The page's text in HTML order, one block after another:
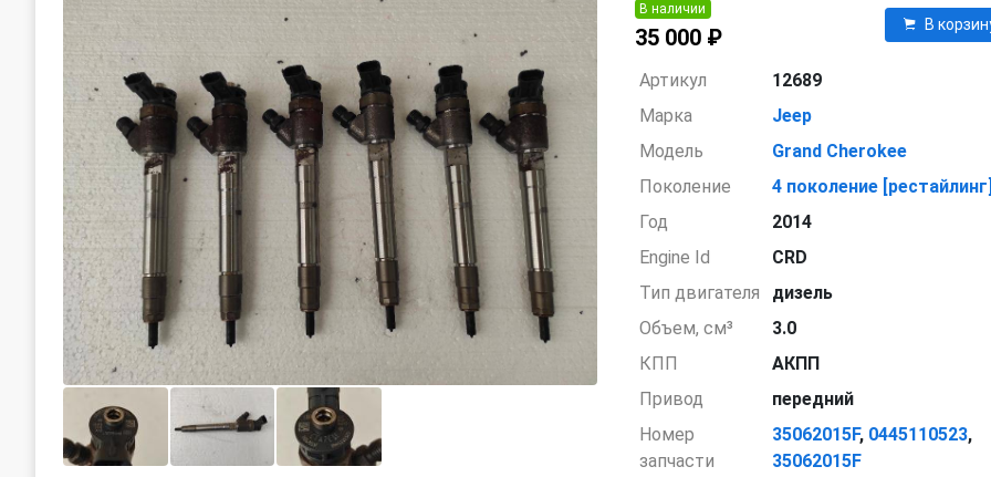
В наличии
35 000 ₽
В
Артикул
12689
Марка
Jeep
Модель
Grand Cherokee
Поколение
4 поколение [рестайлинг]
Год
2014
Engine Id
CRD
Тип двигателя
дизель
Объем, см³
3.0
КПП
АКПП
Привод
передний
Номер
запчасти
35062015F, 0445110523,
35062015F